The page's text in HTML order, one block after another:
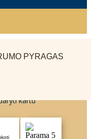
PYRAGAS
kartu